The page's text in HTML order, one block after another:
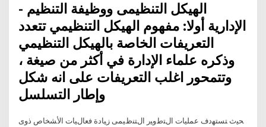
- الهيكل التنظيمى ووظيفة التنظيم
الإدارية أولا: مفهوم الهيكل التنظيمي تتعدد
التعريفات الخاصة بالهيكل التنظيمي
وذكره علماء الإدارة في أكثر من صيغة ،
وتتمحور اغلب التعريفات على انه شكل
وإطار التسلسل
ﺤﻴﺙ ﺘﺴﺘﻬﺩﻑ ﻋﻤﻠﻴﺎﺕ ﺍﻝﺘﻁﻭﻴﺭ ﺍﻝﺘﻨﻅﻴﻤﻰ ﺯﻴﺎﺩﺓ ﻓﻌﺎﻝﻴﺎﺕ ﺍﻷﺸﺨﺎﺹ ﺫﻭﻯ